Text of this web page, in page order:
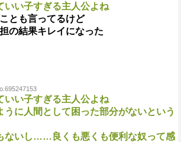
いい子すぎる主人公よね
とも言ってるけど
の結果キレイになった
いい子すぎる主人公よね
うに人間として困った部分がないという
ないし……良くも悪くも便利な奴って感